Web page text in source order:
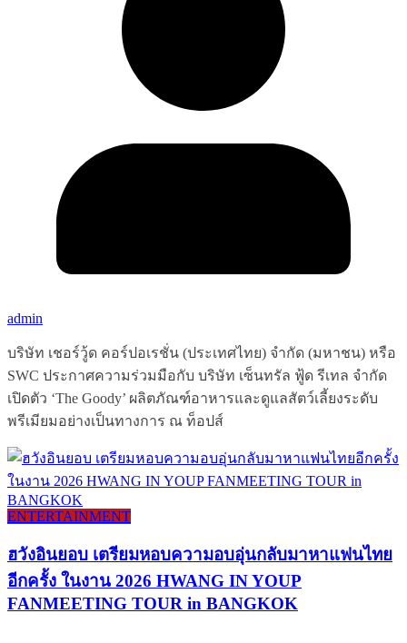
admin
บริษัท เชอร์วู้ด คอร์ปอเรชั่น (ประเทศไทย) จำกัด (มหาชน) หรือ
SWC ประกาศความร่วมมือกับ บริษัท เซ็นทรัล ฟู้ด รีเทล จำกัด
เปิดตัว ‘The Goody’ ผลิตภัณฑ์อาหารและดูแลสัตว์เลี้ยงระดับ
พรีเมียมอย่างเป็นทางการ ณ ท็อปส์
ENTERTAINMENT
ฮวังอินยอบ เตรียมหอบความอบอุ่นกลับมาหาแฟนไทย
อีกครั้ง ในงาน 2026 HWANG IN YOUP
FANMEETING TOUR in BANGKOK